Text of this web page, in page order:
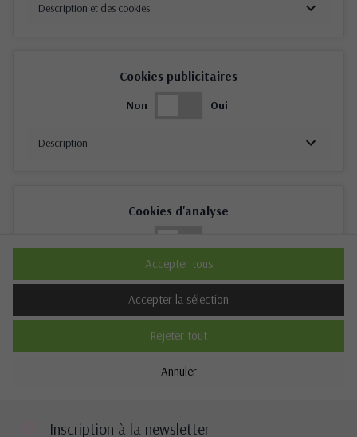
Description et des cookies
Cookies publicitaires
Non Oui
Description
Cookies d'analyse
Description
Cookies de performance
Annuler
Rejeter tout
Accepter la sélection
Accepter tous
Inscription à la newsletter